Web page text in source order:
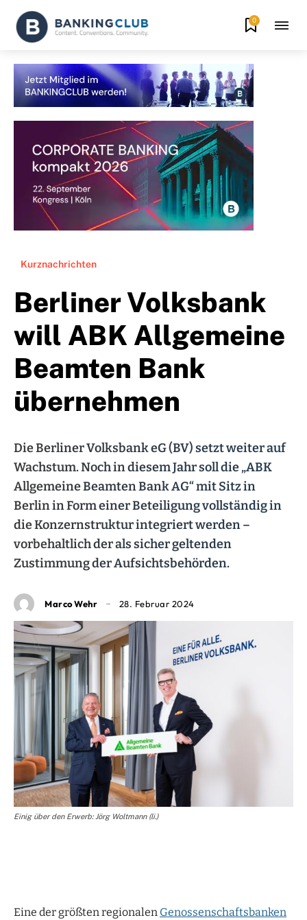
0
Kurznachrichten
Berliner Volksbank
will ABK Allgemeine
Beamten Bank
übernehmen
Die Berliner Volksbank eG (BV) setzt weiter auf
Wachstum. Noch in diesem Jahr soll die „ABK
Allgemeine Beamten Bank AG“ mit Sitz in
Berlin in Form einer Beteiligung vollständig in
die Konzernstruktur integriert werden –
vorbehaltlich der als sicher geltenden
Zustimmung der Aufsichtsbehörden.
Marco Wehr 28. Februar 2024
Einig über den Erwerb: Jörg Woltmann (li.)
Eine der größten regionalen Genossenschaftsbanken